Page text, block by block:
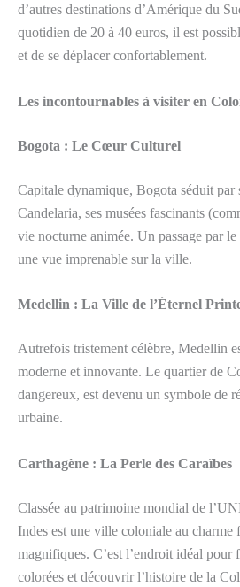
d’autres destinations d’Amérique du
quotidien de 20 à 40 euros, il est
et de se déplacer confortablement.
Les incontournables à visiter en
Bogota : Le Cœur Culturel
Capitale dynamique, Bogota séduit par
Candelaria, ses musées fascinants
vie nocturne animée. Un passage par
une vue imprenable sur la ville.
Medellin : La Ville de l’Éternel
Autrefois tristement célèbre, Medellin
moderne et innovante. Le quartier de
dangereux, est devenu un symbole de
urbaine.
Carthagène : La Perle des Caraïbes
Classée au patrimoine mondial de
Indes est une ville coloniale au charme
magnifiques. C’est l’endroit idéal pour
colorées et découvrir l’histoire de la